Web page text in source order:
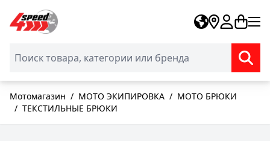
Skip to Content
Мотомагазин / МОТО ЭКИПИРОВКА / МОТО БРЮКИ
/ ТЕКСТИЛЬНЫЕ БРЮКИ